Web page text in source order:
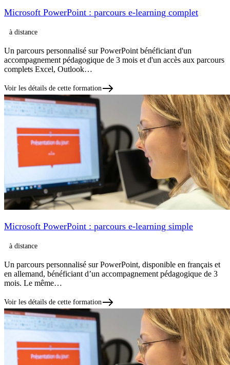
Microsoft PowerPoint : parcours e-learning complet
à distance
Un parcours personnalisé sur PowerPoint bénéficiant d'un
accompagnement pédagogique de 3 mois et d'un accès aux parcours
complets Excel, Outlook…
Voir les détails de cette formation
Microsoft PowerPoint : parcours e-learning simple
à distance
Un parcours personnalisé sur PowerPoint, disponible en français et
en allemand, bénéficiant d’un accompagnement pédagogique de 3
mois. Le même…
Voir les détails de cette formation